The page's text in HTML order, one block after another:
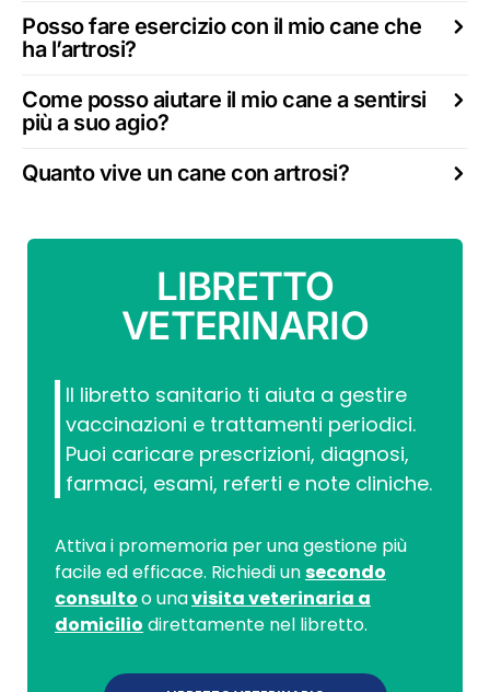
Posso fare esercizio con il mio cane che
ha l’artrosi?
Come posso aiutare il mio cane a sentirsi
più a suo agio?
Quanto vive un cane con artrosi?
LIBRETTO
VETERINARIO
Il libretto sanitario ti aiuta a gestire
vaccinazioni e trattamenti periodici.
Puoi caricare prescrizioni, diagnosi,
farmaci, esami, referti e note cliniche.
Attiva i promemoria per una gestione più
facile ed efficace. Richiedi unsecondo
consultoo unavisita veterinaria a
domicilio direttamente nel libretto.